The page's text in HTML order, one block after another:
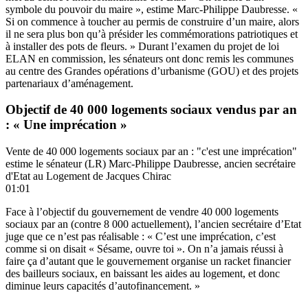
symbole du pouvoir du maire », estime Marc-Philippe Daubresse. «
Si on commence à toucher au permis de construire d’un maire, alors
il ne sera plus bon qu’à présider les commémorations patriotiques et
à installer des pots de fleurs. » Durant l’examen du projet de loi
ELAN en commission, les sénateurs ont donc remis les communes
au centre des Grandes opérations d’urbanisme (GOU) et des projets
partenariaux d’aménagement.
Objectif de 40 000 logements sociaux vendus par an
: « Une imprécation »
Vente de 40 000 logements sociaux par an : "c'est une imprécation"
estime le sénateur (LR) Marc-Philippe Daubresse, ancien secrétaire
d'Etat au Logement de Jacques Chirac
01:01
Face à l’objectif du gouvernement de vendre 40 000 logements
sociaux par an (contre 8 000 actuellement), l’ancien secrétaire d’Etat
juge que ce n’est pas réalisable : « C’est une imprécation, c’est
comme si on disait « Sésame, ouvre toi ». On n’a jamais réussi à
faire ça d’autant que le gouvernement organise un racket financier
des bailleurs sociaux, en baissant les aides au logement, et donc
diminue leurs capacités d’autofinancement. »